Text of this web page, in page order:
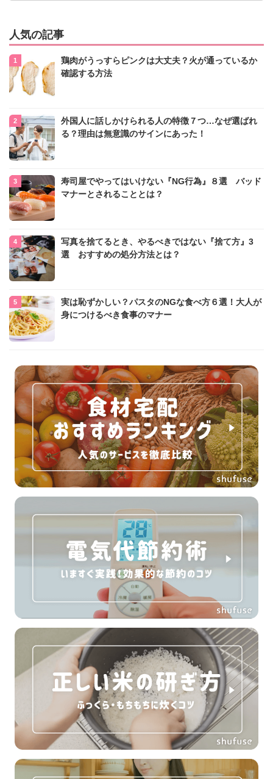
人気の記事
鶏肉がうっすらピンクは大丈夫？火が通っているか
確認する方法
外国人に話しかけられる人の特徴７つ…なぜ選ばれ
る？理由は無意識のサインにあった！
寿司屋でやってはいけない『NG行為』８選 バッド
マナーとされることとは？
写真を捨てるとき、やるべきではない『捨て方』3
選 おすすめの処分方法とは？
実は恥ずかしい？パスタのNGな食べ方６選！大人が
身につけるべき食事のマナー